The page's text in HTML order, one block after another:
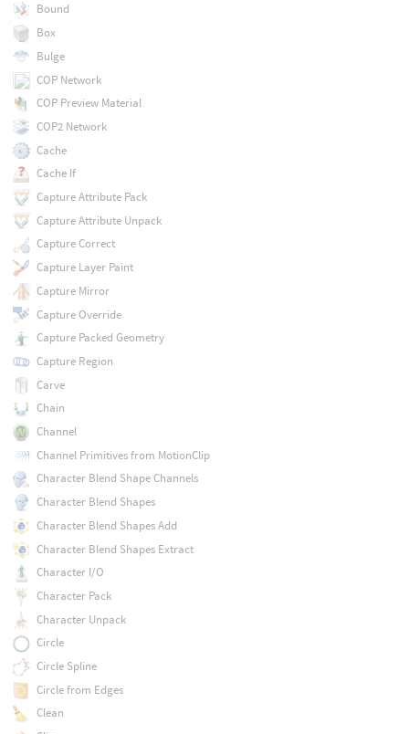
Bound
Box
Bulge
COP Network
COP Preview Material
COP2 Network
Cache
Cache If
Capture Attribute Pack
Capture Attribute Unpack
Capture Correct
Capture Layer Paint
Capture Mirror
Capture Override
Capture Packed Geometry
Capture Region
Carve
Chain
Channel
Channel Primitives from MotionClip
Character Blend Shape Channels
Character Blend Shapes
Character Blend Shapes Add
Character Blend Shapes Extract
Character I/O
Character Pack
Character Unpack
Circle
Circle Spline
Circle from Edges
Clean